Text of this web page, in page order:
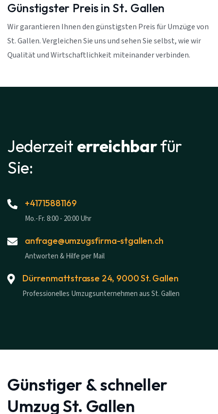
Günstigster Preis in St. Gallen
Wir garantieren Ihnen den günstigsten Preis für Umzüge von
St. Gallen. Vergleichen Sie uns und sehen Sie selbst, wie wir
Qualität und Wirtschaftlichkeit miteinander verbinden.
Jederzeit erreichbarfür
Sie:
+41715881169
Mo.-Fr. 8:00 - 20:00 Uhr
anfrage@umzugsfirma-stgallen.ch
Antworten & Hilfe per Mail
Dürrenmattstrasse 24, 9000 St. Gallen
Professionelles Umzugsunternehmen aus St. Gallen
Günstiger & schneller
Umzug St. Gallen